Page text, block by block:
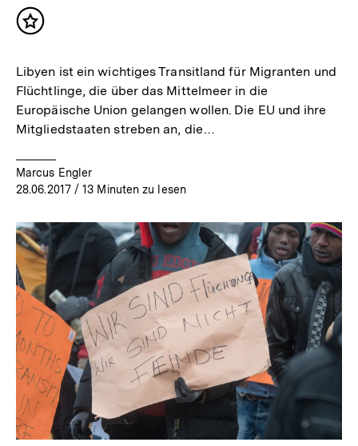
Inhalt
Libyen ist ein wichtiges Transitland für Migranten und
Flüchtlinge, die über das Mittelmeer in die
Europäische Union gelangen wollen. Die EU und ihre
Mitgliedstaaten streben an, die…
Marcus Engler
28.06.2017/ 13 Minuten zu lesen